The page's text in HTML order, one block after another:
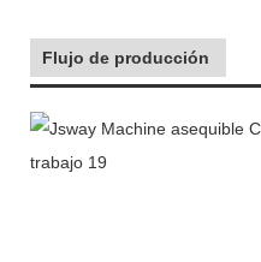
Flujo de producción